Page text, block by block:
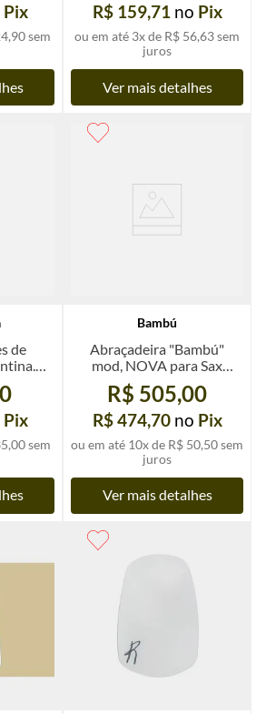
Pix
sem
R$ 159,71 no Pix
ou em até 3x de R$ 56,63sem
juros
Ver mais detalhes
de
Pix
sem
Bambú
Abraçadeira "Bambú"
mod, NOVA para Sax
Soprano e Requinta Eb
Cores Variadas
R$ 505,00
R$ 474,70 no Pix
ou em até 10x de R$ 50,50sem
juros
Ver mais detalhes